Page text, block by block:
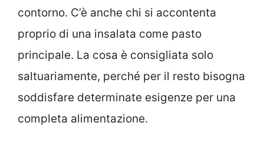
contorno. C’è anche chi si accontenta
proprio di una insalata come pasto
principale. La cosa è consigliata solo
saltuariamente, perché per il resto bisogna
soddisfare determinate esigenze per una
completa alimentazione.